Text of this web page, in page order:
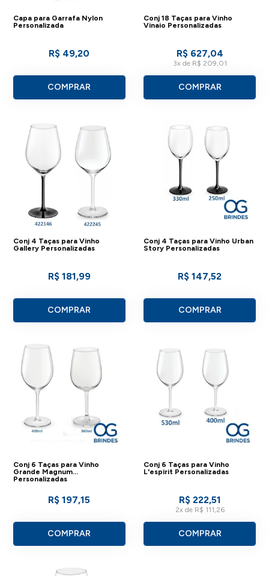
Capa para Garrafa Nylon
Personalizada
R$ 49,20
COMPRAR
Conj 18 Taças para Vinho
Vinaio Personalizadas
R$ 627,04
3x de R$ 209,01
COMPRAR
Conj 4 Taças para Vinho
Gallery Personalizadas
R$ 181,99
COMPRAR
Conj 4 Taças para Vinho Urban
Story Personalizadas
R$ 147,52
COMPRAR
Conj 6 Taças para Vinho
Grande Magnum
Personalizadas
R$ 197,15
COMPRAR
Conj 6 Taças para Vinho
L'espirit Personalizadas
R$ 222,51
2x de R$ 111,26
COMPRAR